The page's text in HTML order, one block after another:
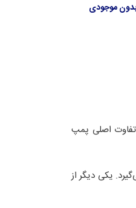
موجودی
استفاده قرار می‌گیرند. تفاوت اصلی پمپ
یکی دیگر از